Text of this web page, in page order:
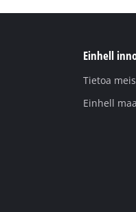
Einhell
Tietoa
Einhell